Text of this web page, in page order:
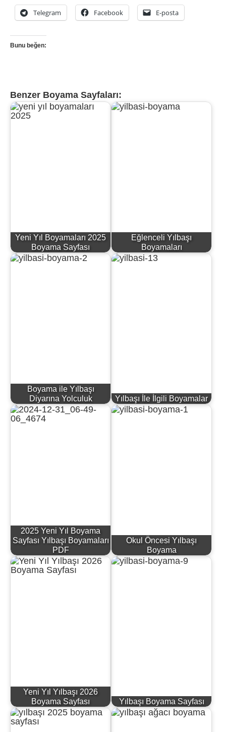
Telegram Facebook E-posta
Bunu beğen:
Benzer Boyama Sayfaları:
Yeni Yıl Boyamaları 2025
Boyama Sayfası
Eğlenceli Yılbaşı
Boyamaları
Boyama ile Yılbaşı
Diyarına Yolculuk
Yılbaşı İle İlgili Boyamalar
2025 Yeni Yıl Boyama
Sayfası Yılbaşı Boyamaları
PDF
Okul Öncesi Yılbaşı
Boyama
Yeni Yıl Yılbaşı 2026
Boyama Sayfası
Yılbaşı Boyama Sayfası